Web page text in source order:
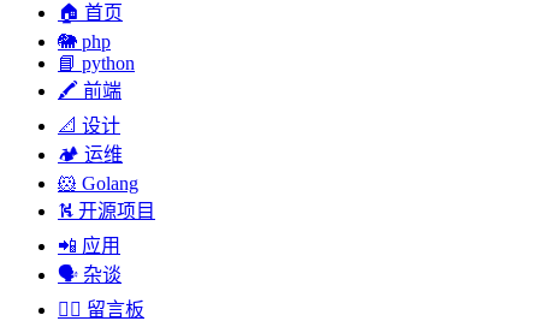
🏠 首页
🐘 php
📘 python
🖍 前端
📐 设计
🏕︎ 运维
🐹 Golang
⛕ 开源项目
📲 应用
🗣︎ 杂谈
✍🏻 留言板